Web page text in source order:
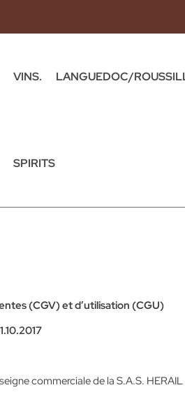
VINS. LANGUEDOC/
SPIRITS
(CGV) et d’utilisation (CGU)
commerciale de la S.A.S. HERAIL